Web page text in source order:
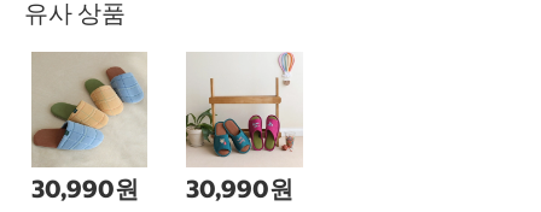
유사 상품
30,990원 30,990원